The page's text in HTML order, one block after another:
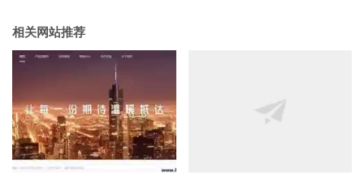
相关网站推荐